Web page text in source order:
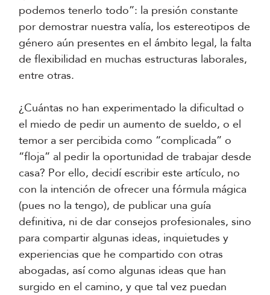
podemos tenerlo todo”: la presión constante
por demostrar nuestra valía, los estereotipos de
género aún presentes en el ámbito legal, la falta
de flexibilidad en muchas estructuras laborales,
entre otras.
¿Cuántas no han experimentado la dificultad o
el miedo de pedir un aumento de sueldo, o el
temor a ser percibida como “complicada” o
“floja” al pedir la oportunidad de trabajar desde
casa? Por ello, decidí escribir este artículo, no
con la intención de ofrecer una fórmula mágica
(pues no la tengo), de publicar una guía
definitiva, ni de dar consejos profesionales, sino
para compartir algunas ideas, inquietudes y
experiencias que he compartido con otras
abogadas, así como algunas ideas que han
surgido en el camino, y que tal vez puedan